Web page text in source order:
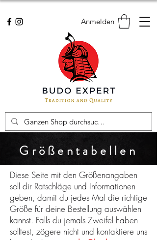
Anmelden
Größentabellen
Diese Seite mit den Größenangaben
soll dir Ratschläge und Informationen
geben, damit du jedes Mal die richtige
Größe für deine Bestellung auswählen
kannst. Falls du jemals Zweifel haben
solltest, zögere nicht und kontaktiere uns